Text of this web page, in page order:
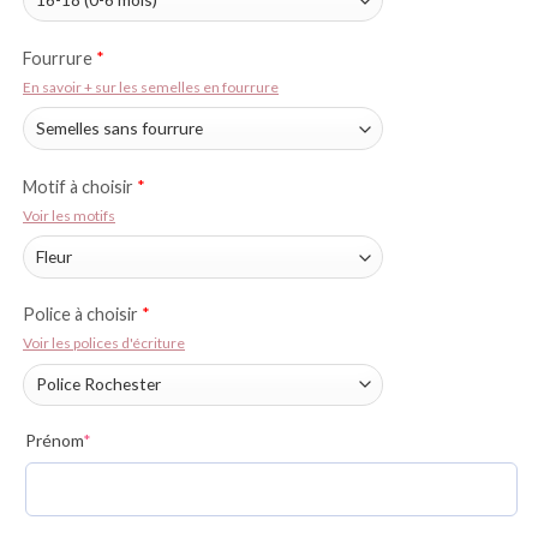
Fourrure *
En savoir + sur les semelles en fourrure
Motif à choisir *
Voir les motifs
Police à choisir *
Voir les polices d'écriture
Prénom*